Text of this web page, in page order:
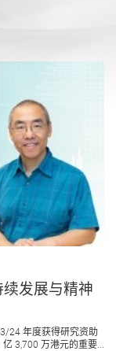
发展与精神
24 年度获得研究资助
3,700 万港元的重要...